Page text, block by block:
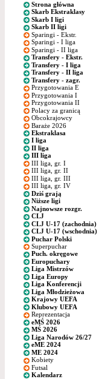
Strona główna
Skarb Ekstraklasy
Skarb I ligi
Skarb II ligi
Sparingi - Ekstr.
Sparingi - I liga
Sparingi - II liga
Transfery - Ekstr.
Transfery - I liga
Transfery - II liga
Transfery - zagr.
Przygotowania E
Przygotowania I
Przygotowania II
Polacy za granicą
Obcokrajowcy
Baraże 2026
Ekstraklasa
I liga
II liga
III liga
III liga, gr. I
III liga, gr. II
III liga, gr. III
III liga, gr. IV
Dziś grają
Niższe ligi
Najnowsze rozgr.
CLJ
CLJ U-17 (zachodnia)
CLJ U-17 (wschodnia)
Puchar Polski
Superpuchar
Puch. okręgowe
Europuchary
Liga Mistrzów
Liga Europy
Liga Konferencji
Liga Młodzieżowa
Krajowy UEFA
Klubowy UEFA
Reprezentacja
eMŚ 2026
MŚ 2026
Liga Narodów 26/27
eME 2024
ME 2024
Kobiety
Futsal
Kalendarz